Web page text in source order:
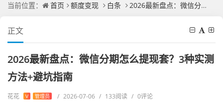
当前位置： 首页 额度变现 白条 2026最新盘点：微信分期怎么提现套？3种实测方法+避坑指南
正文
2026最新盘点：微信分期怎么提现套？3种实测
方法+避坑指南
花花 V 管理员 / 2026-07-06 / 133阅读 / 0评论